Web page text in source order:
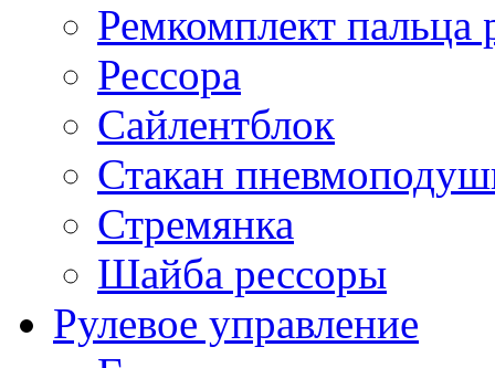
Ремкомплект пальца
Рессора
Сайлентблок
Стакан
Стремянка
Шайба рессоры
Рулевое управление